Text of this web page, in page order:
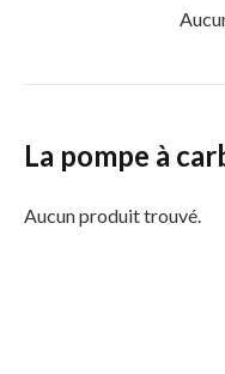
La pompe à
Aucun produit trouvé.